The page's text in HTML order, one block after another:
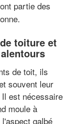
partie des
toiture et
de toit, ils
souvent leur
est nécessaire
moule à
galbé